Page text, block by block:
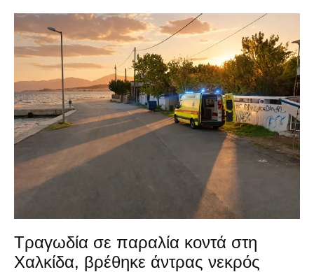
Τραγωδία σε παραλία κοντά στη
Χαλκίδα, βρέθηκε άντρας νεκρός